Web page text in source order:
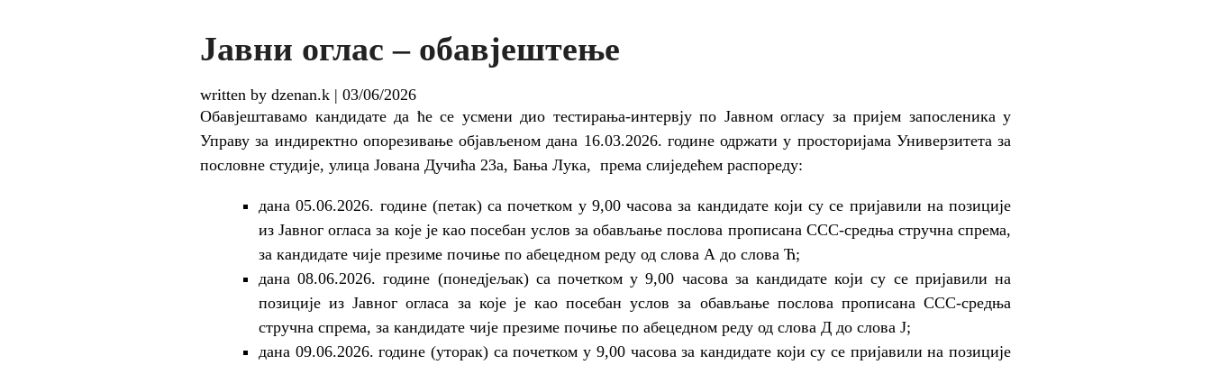
Јавни оглас – обавјештење
written by dzenan.k | 03/06/2026
Обавјештавамо кандидате да ће се усмени дио тестирања-интервју по Јавном огласу за пријем запосленика у
Управу за индиректно опорезивање објављеном дана 16.03.2026. године одржати у просторијама Универзитета за
пословне студије, улица Јована Дучића 23а, Бања Лука, према слиједећем распореду:
дана 05.06.2026. године (петак) са почетком у 9,00 часова за кандидате који су се пријавили на позиције
из Јавног огласа за које је као посебан услов за обављање послова прописана ССС-средња стручна спрема,
за кандидате чије презиме почиње по абецедном реду од слова А до слова Ћ;
дана 08.06.2026. године (понедјељак) са почетком у 9,00 часова за кандидате који су се пријавили на
позиције из Јавног огласа за које је као посебан услов за обављање послова прописана ССС-средња
стручна спрема, за кандидате чије презиме почиње по абецедном реду од слова Д до слова Ј;
дана 09.06.2026. године (уторак) са почетком у 9,00 часова за кандидате који су се пријавили на позиције